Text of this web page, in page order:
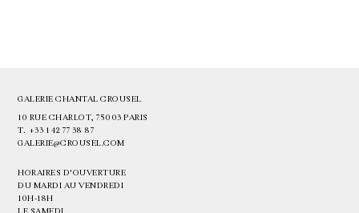
GALERIE CHANTAL CROUSEL
10 RUE CHARLOT, 75003 PARIS
T. +33 1 42 77 38 87
GALERIE@CROUSEL.COM
HORAIRES D'OUVERTURE
DU MARDI AU VENDREDI
10H-18H